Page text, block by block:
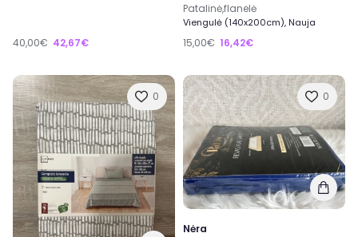
40,00€ 42,67€
Patalinė,flanelė
Viengulė (140x200cm), Nauja
15,00€ 16,42€
0 0
Nėra